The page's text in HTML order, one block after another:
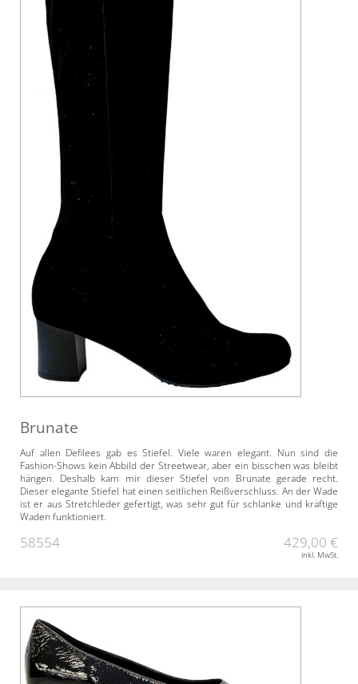
Brunate
Auf allen Defilees gab es Stiefel. Viele waren elegant. Nun sind die
Fashion-Shows kein Abbild der Streetwear, aber ein bisschen was bleibt
hängen. Deshalb kam mir dieser Stiefel von Brunate gerade recht.
Dieser elegante Stiefel hat einen seitlichen Reißverschluss. An der Wade
ist er aus Stretchleder gefertigt, was sehr gut für schlanke und kräftige
Waden funktioniert.
58554 429,00 €
inkl. MwSt.